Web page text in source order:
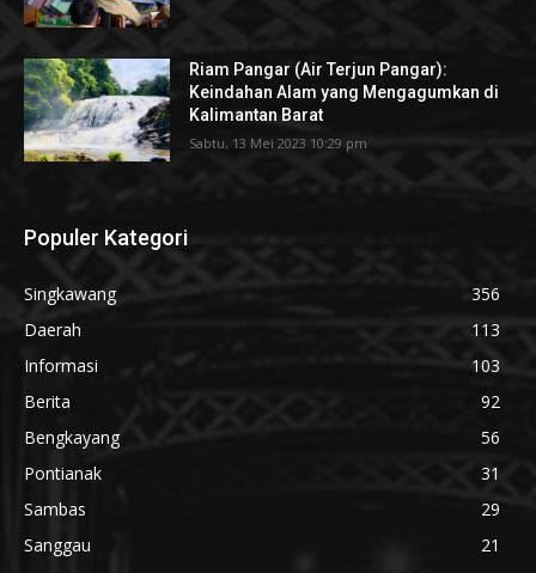
Riam Pangar (Air Terjun Pangar):
Keindahan Alam yang Mengagumkan di
Kalimantan Barat
Sabtu, 13 Mei 2023 10:29 pm
Populer Kategori
Singkawang
356
Daerah
113
Informasi
103
Berita
92
Bengkayang
56
Pontianak
31
Sambas
29
Sanggau
21